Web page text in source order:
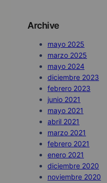
Archive
mayo 2025
marzo 2025
mayo 2024
diciembre 2023
febrero 2023
junio 2021
mayo 2021
abril 2021
marzo 2021
febrero 2021
enero 2021
diciembre 2020
noviembre 2020